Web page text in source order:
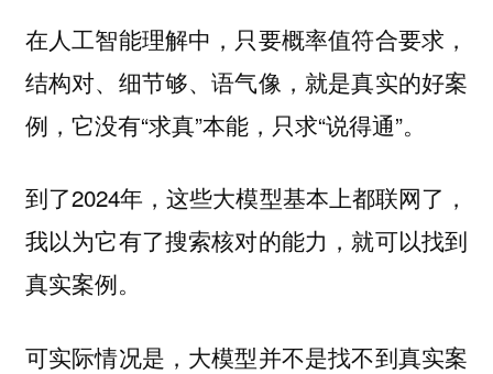
在人工智能理解中，只要概率值符合要求，
结构对、细节够、语气像，就是真实的好案
例，它没有“求真”本能，只求“说得通”。
到了2024年，这些大模型基本上都联网了，
我以为它有了搜索核对的能力，就可以找到
真实案例。
可实际情况是，大模型并不是找不到真实案